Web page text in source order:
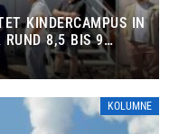
KINDERCAMPUS IN
RUND 8,5 BIS 9
KOLUMNE